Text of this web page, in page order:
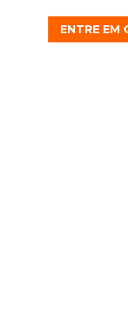
ENTRE EM